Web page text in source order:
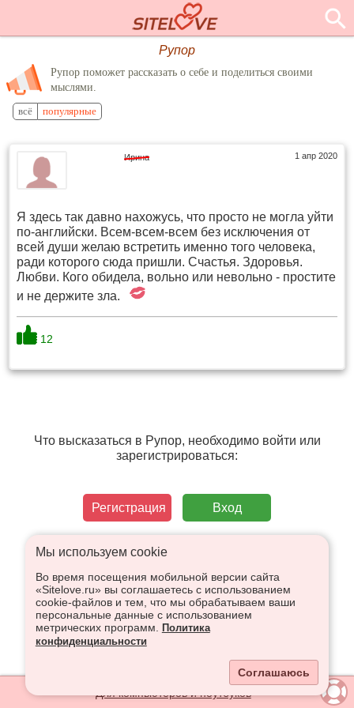
Рупор
Рупор поможет рассказать о себе и поделиться своими
мыслями.
всё популярные
1 апр 2020
Ирина
Я здесь так давно нахожусь, что просто не могла уйти
по-английски. Всем-всем-всем без исключения от
всей души желаю встретить именно того человека,
ради которого сюда пришли. Счастья. Здоровья.
Любви. Кого обидела, вольно или невольно - простите
и не держите зла.
12
Что высказаться в Рупор, необходимо войти или
зарегистрироваться:
Регистрация Вход
Мы используем сookie
Во время посещения мобильной версии сайта
«Sitelove.ru» вы соглашаетесь с использованием
cookie-файлов и тем, что мы обрабатываем ваши
персональные данные с использованием
метрических программ.
Политика
конфиденциальности
Соглашаюсь
Для компьютеров и ноутбуков